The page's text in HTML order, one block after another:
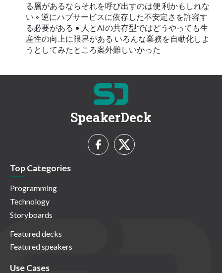
る層があるならそれを呼び出すのは便 利かもしれな
い ◦ 逆にハブサービスに依存した不安定さを許容す
る必要がある • 人とAIの共存型ではどうやっても生
産性の向上に限界がある いろんな業務を自動化しよ
うとしてみたところ案外難しいかった
SpeakerDeck
Top Categories
Programming
Technology
Storyboards
Featured decks
Featured speakers
Use Cases